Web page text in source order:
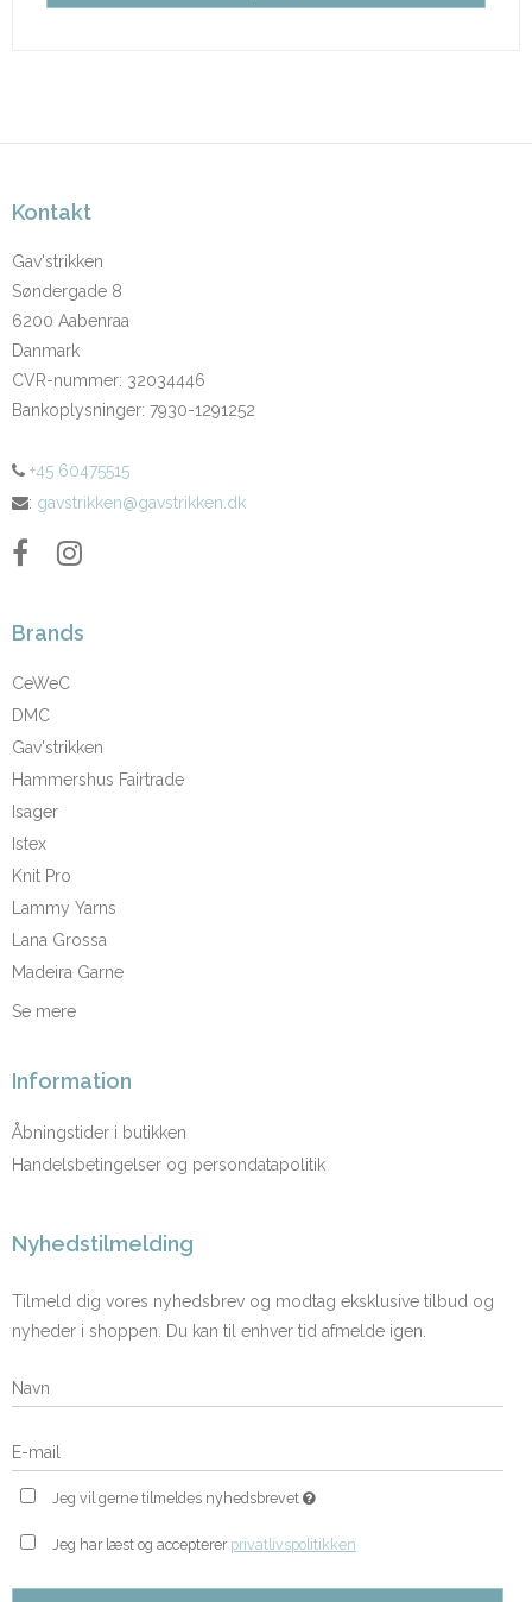
Kontakt
Gav'strikken
Søndergade 8
6200 Aabenraa
Danmark
CVR-nummer: 32034446
Bankoplysninger: 7930-1291252
+45 60475515
: gavstrikken@gavstrikken.dk
Brands
CeWeC
DMC
Gav'strikken
Hammershus Fairtrade
Isager
Istex
Knit Pro
Lammy Yarns
Lana Grossa
Madeira Garne
Se mere
Information
Åbningstider i butikken
Handelsbetingelser og persondatapolitik
Nyhedstilmelding
Tilmeld dig vores nyhedsbrev og modtag eksklusive tilbud og
nyheder i shoppen. Du kan til enhver tid afmelde igen.
Jeg vil gerne tilmeldes nyhedsbrevet
Jeg har læst og accepterer privatlivspolitikken